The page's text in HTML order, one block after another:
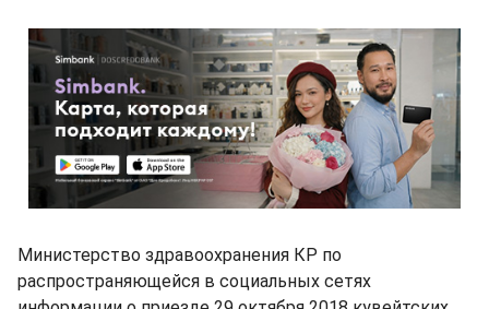
Министерство здравоохранения КР по
распространяющейся в социальных сетях